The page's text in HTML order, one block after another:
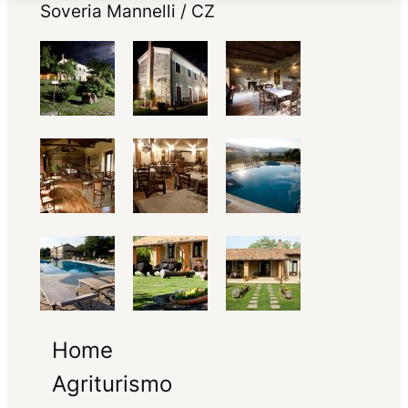
Soveria Mannelli / CZ
Home
Agriturismo